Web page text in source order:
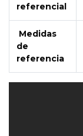
referencial
Medidas
de
referencia